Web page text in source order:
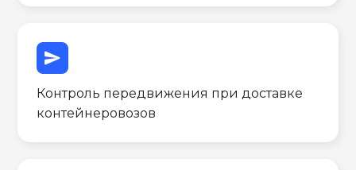
send
Контроль передвижения при доставке
контейнеровозов